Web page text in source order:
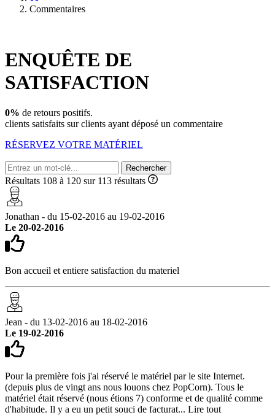
Commentaires
ENQUÊTE DE
SATISFACTION
0% de retours positifs.
clients satisfaits surclients ayant déposé un commentaire
RÉSERVEZ VOTRE MATÉRIEL
Rechercher
Résultats 108 à 120 sur 113 résultats
Jonathan - du 15-02-2016 au 19-02-2016
Le 20-02-2016
Bon accueil et entiere satisfaction du materiel
Jean - du 13-02-2016 au 18-02-2016
Le 19-02-2016
Pour la première fois j'ai réservé le matériel par le site Internet.
(depuis plus de vingt ans nous louons chez PopCorn). Tous le
matériel était réservé (nous étions 7) conforme et de qualité comme
d'habitude. Il y a eu un petit souci de facturat... Lire tout